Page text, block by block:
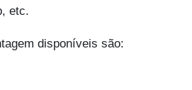
etc.
disponíveis são: